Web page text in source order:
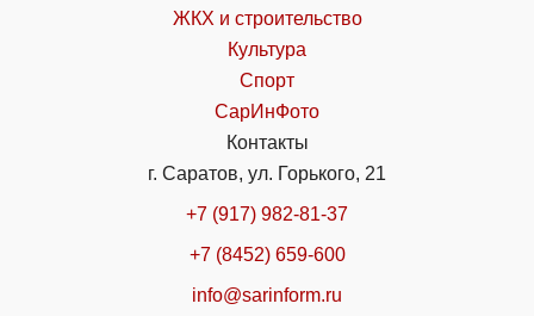
ЖКХ и строительство
Культура
Спорт
СарИнФото
Контакты
г. Саратов, ул. Горького, 21
+7 (917) 982-81-37
+7 (8452) 659-600
info@sarinform.ru